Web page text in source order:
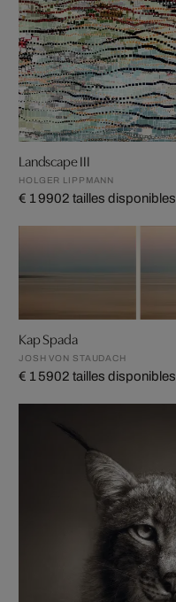
Landscape III
HOLGER LIPPMANN
€ 1 9902 tailles disponibles
Kap Spada
JOSH VON STAUDACH
€ 1 5902 tailles disponibles